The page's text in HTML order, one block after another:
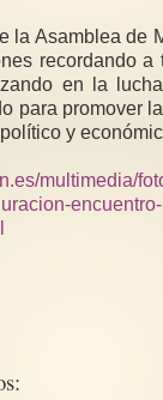
la Asamblea de
recordando a
en la
para promover
y
multimedia/